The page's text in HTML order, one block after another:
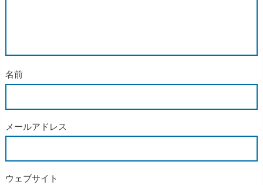
名前
メールアドレス
ウェブサイト